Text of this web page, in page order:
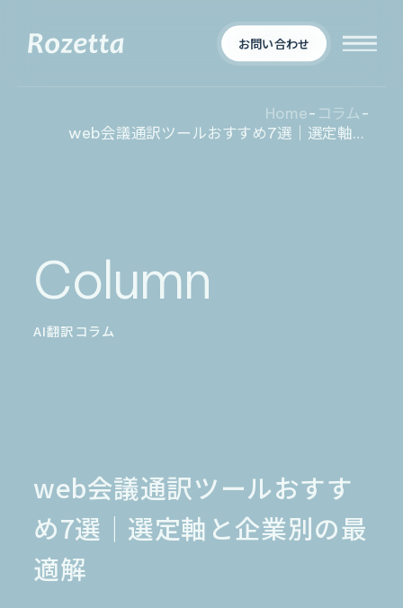
企業情報
News
お知らせ
適時開示
プロダクト
広告業界
出版業界
エンタメ
金融・保険業界
製造業界
製薬業界
partner
資料請求
Document
お問い合わせ
Home- コラム-
web会議通訳ツールおすすめ7選｜選定軸と企業別の最適解
Column
AI翻訳コラム
web会議通訳ツールおすす
め7選｜選定軸と企業別の最
適解